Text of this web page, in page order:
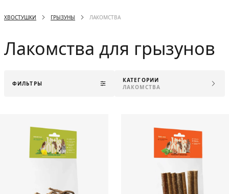
ХВОСТУШКИ ГРЫЗУНЫ ЛАКОМСТВА
Лакомства для грызунов
ФИЛЬТРЫ
КАТЕГОРИИ
ЛАКОМСТВА